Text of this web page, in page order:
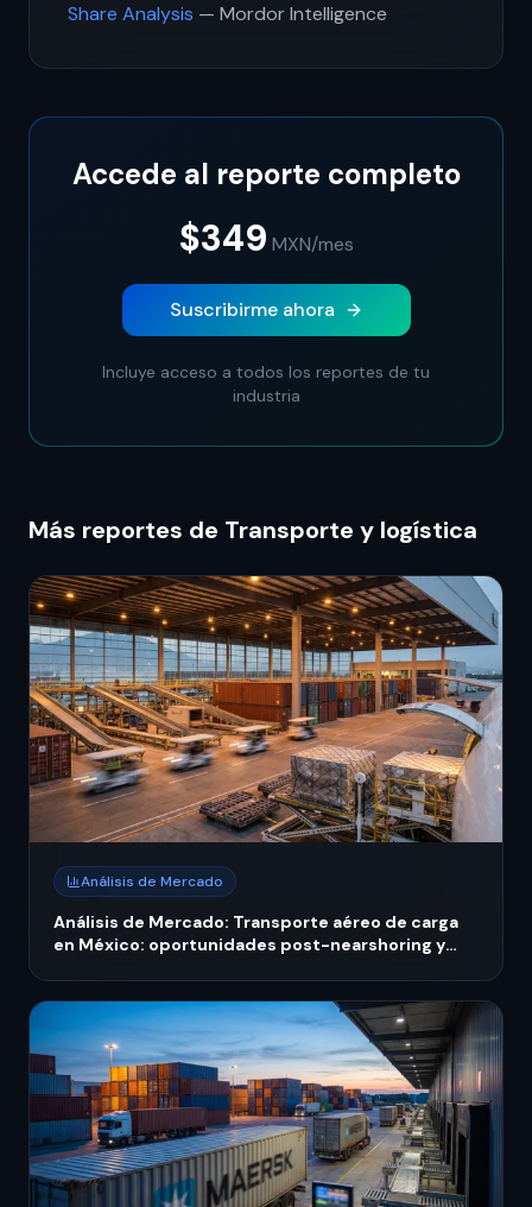
Share Analysis — Mordor Intelligence
Accede al reporte completo
$349 MXN/mes
Suscribirme ahora
Incluye acceso a todos los reportes de tu
industria
Más reportes de Transporte y logística
Análisis de Mercado
Análisis de Mercado: Transporte aéreo de carga
en México: oportunidades post-nearshoring y